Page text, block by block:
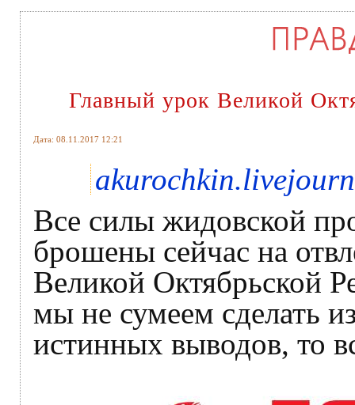
Главный урок Великой
Дата: 08.11.2017 12:21
Все силы жидовской
брошены сейчас на
Великой Октябрьской
мы не сумеем сделать
истинных выводов, то